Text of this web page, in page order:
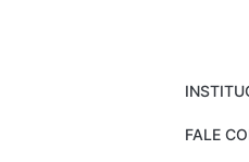
FALE